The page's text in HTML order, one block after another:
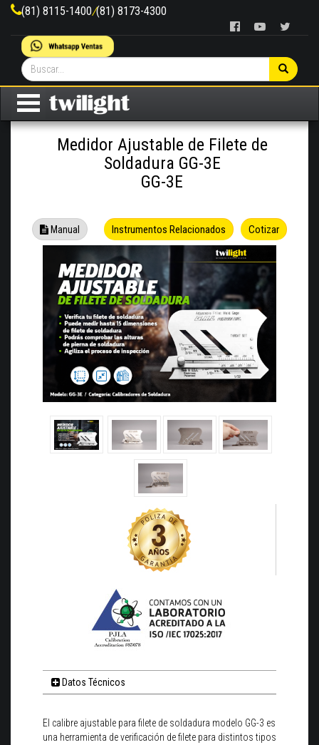
(81) 8115-1400/(81) 8173-4300
Medidor Ajustable de Filete de
Soldadura GG-3E
GG-3E
Cotizar
Instrumentos Relacionados
Manual
Datos Técnicos
El calibre ajustable para filete de soldadura modelo GG-3 es
una herramienta de verificación de filete para distintos tipos